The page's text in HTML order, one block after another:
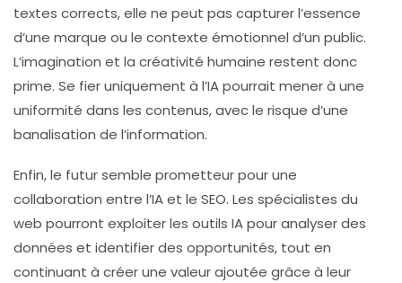
textes corrects, elle ne peut pas capturer l’essence
d’une marque ou le contexte émotionnel d’un public.
L’imagination et la créativité humaine restent donc
prime. Se fier uniquement à l’IA pourrait mener à une
uniformité dans les contenus, avec le risque d’une
banalisation de l’information.
Enfin, le futur semble prometteur pour une
collaboration entre l’IA et le SEO. Les spécialistes du
web pourront exploiter les outils IA pour analyser des
données et identifier des opportunités, tout en
continuant à créer une valeur ajoutée grâce à leur